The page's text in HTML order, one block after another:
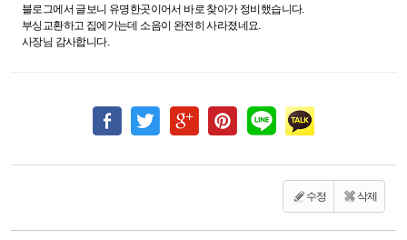
블로그에서 글보니 유명한곳이어서 바로 찾아가 정비했습니다.
부싱교환하고 집에가는데 소음이 완전히 사라졌네요.
사장님 감사합니다.
수정 삭제